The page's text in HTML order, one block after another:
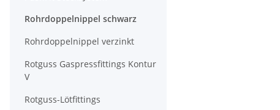
Rohrdoppelnippel schwarz
Rohrdoppelnippel verzinkt
Rotguss Gaspressfittings Kontur
V
Rotguss-Lötfittings